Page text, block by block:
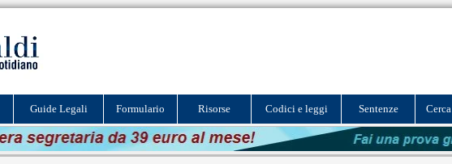
Guide Legali Formulario Risorse Codici e leggi Sentenze Cerca